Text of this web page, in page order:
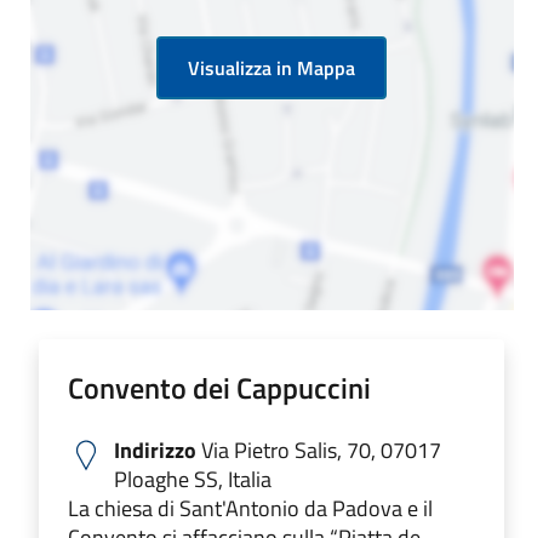
Visualizza in Mappa
Convento dei Cappuccini
IndirizzoVia Pietro Salis, 70, 07017
Ploaghe SS, Italia
La chiesa di Sant'Antonio da Padova e il